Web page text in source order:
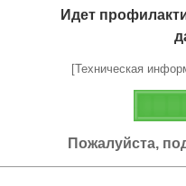
Идет
[Техническая
Пожалуйста,